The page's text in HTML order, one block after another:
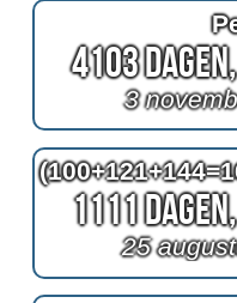
4103
3
1111
25